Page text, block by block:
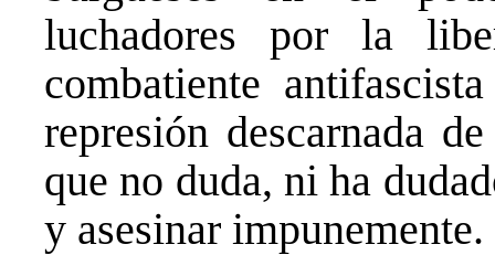
luchadores por la
combatiente
represión descarnada
que no duda, ni ha
y asesinar impunemente.